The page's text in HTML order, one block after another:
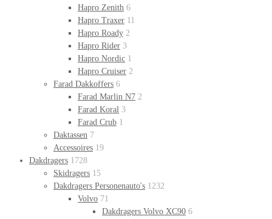
Hapro Zenith 6
Hapro Traxer 11
Hapro Roady 2
Hapro Rider 3
Hapro Nordic 1
Hapro Cruiser 2
Farad Dakkoffers 6
Farad Marlin N7 2
Farad Koral 3
Farad Crub 1
Daktassen 7
Accessoires 19
Dakdragers 1728
Skidragers 15
Dakdragers Personenauto's 1232
Volvo 71
Dakdragers Volvo XC90 6